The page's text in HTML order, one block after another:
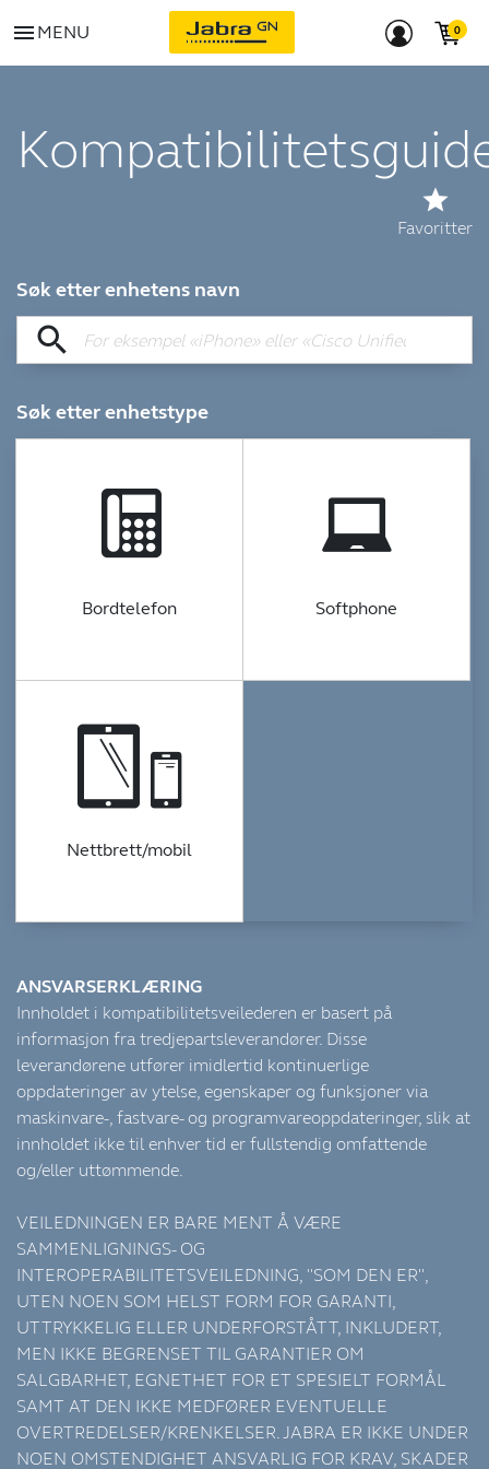
menu MENU
star
Favoritter
Søk etter enhetens navn
search
Søk etter enhetstype
Bordtelefon Softphone
Nettbrett/mobil
ANSVARSERKLÆRING
Innholdet i kompatibilitetsveilederen er basert på
informasjon fra tredjepartsleverandører. Disse
leverandørene utfører imidlertid kontinuerlige
oppdateringer av ytelse, egenskaper og funksjoner via
maskinvare-, fastvare- og programvareoppdateringer, slik at
innholdet ikke til enhver tid er fullstendig omfattende
og/eller uttømmende.
VEILEDNINGEN ER BARE MENT Å VÆRE
SAMMENLIGNINGS- OG
INTEROPERABILITETSVEILEDNING, "SOM DEN ER",
UTEN NOEN SOM HELST FORM FOR GARANTI,
UTTRYKKELIG ELLER UNDERFORSTÅTT, INKLUDERT,
MEN IKKE BEGRENSET TIL GARANTIER OM
SALGBARHET, EGNETHET FOR ET SPESIELT FORMÅL
SAMT AT DEN IKKE MEDFØRER EVENTUELLE
OVERTREDELSER/KRENKELSER. JABRA ER IKKE UNDER
NOEN OMSTENDIGHET ANSVARLIG FOR KRAV, SKADER